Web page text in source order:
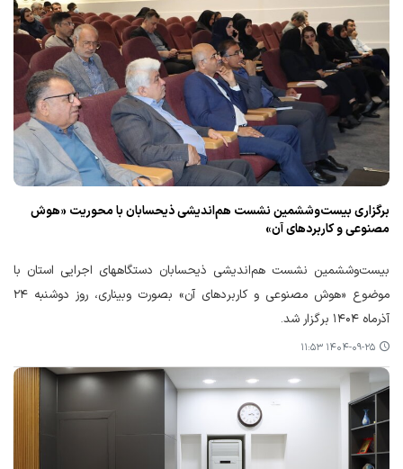
برگزاری بیست‌وششمین نشست هم‌اندیشی ذیحسابان با محوریت «هوش
مصنوعی و کاربردهای آن»
بیست‌وششمین نشست هم‌اندیشی ذیحسابان دستگاههای اجرایی استان با
موضوع «هوش مصنوعی و کاربردهای آن» بصورت وبیناری، روز دوشنبه ۲۴
آذرماه ۱۴۰۴ برگزار شد.
۱۴۰۴-۰۹-۲۵ ۱۱:۵۳